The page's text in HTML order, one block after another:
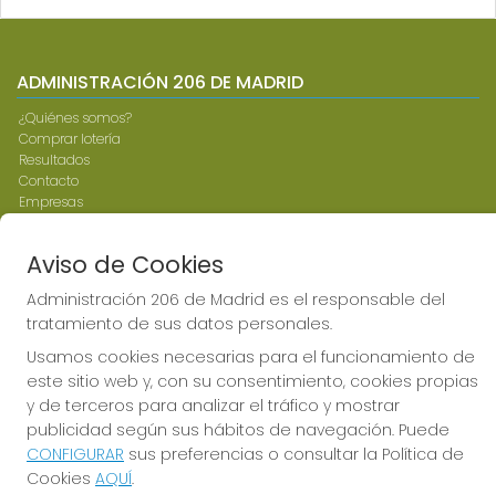
ADMINISTRACIÓN 206 DE MADRID
¿Quiénes somos?
Comprar lotería
Resultados
Contacto
Empresas
Boletos digitales
Registro
CONTACTO
ADMINISTRACION DE LOTERIAS: 206-MADRID - RECEPTOR
OFICIAL: 97575 Teresa y julia
pedidos@admon206teresayjulia.es
Aviso de Cookies
Administración 206 de Madrid es el responsable del
tratamiento de sus datos personales.
Usamos cookies necesarias para el funcionamiento de
este sitio web y, con su consentimiento, cookies propias
y de terceros para analizar el tráfico y mostrar
publicidad según sus hábitos de navegación. Puede
CONFIGURAR sus preferencias o consultar la Política de
Cookies AQUÍ.